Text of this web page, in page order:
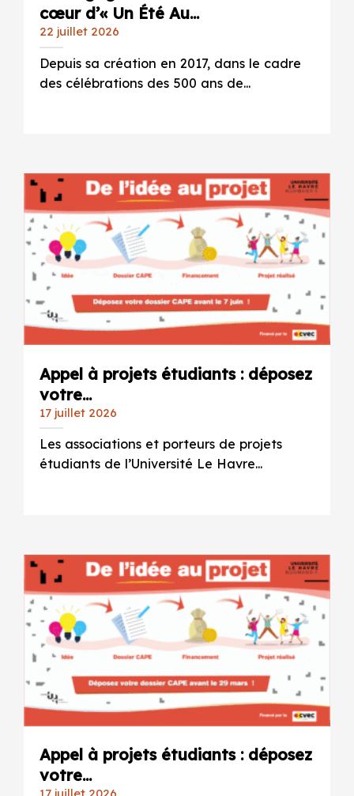
cœur d’« Un Été Au...
22 juillet 2026
Depuis sa création en 2017, dans le cadre
des célébrations des 500 ans de...
Appel à projets étudiants : déposez
votre...
17 juillet 2026
Les associations et porteurs de projets
étudiants de l’Université Le Havre...
Appel à projets étudiants : déposez
votre...